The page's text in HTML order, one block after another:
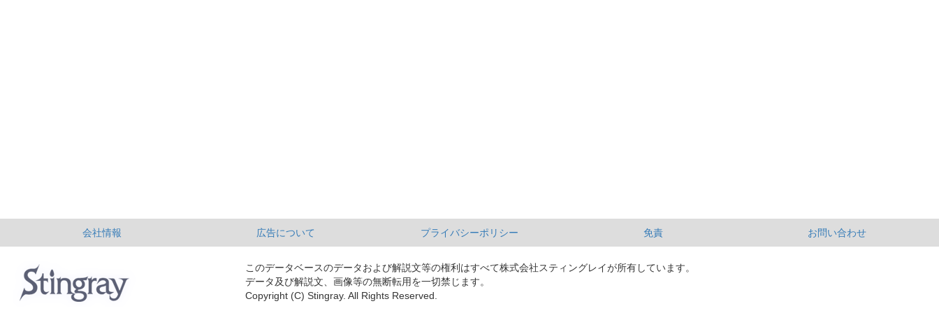
会社情報 広告について プライバシーポリシー 免責 お問い合わせ
このデータベースのデータおよび解説文等の権利はすべて株式会社スティングレイが所有しています。
データ及び解説文、画像等の無断転用を一切禁じます。
Copyright (C) Stingray. All Rights Reserved.